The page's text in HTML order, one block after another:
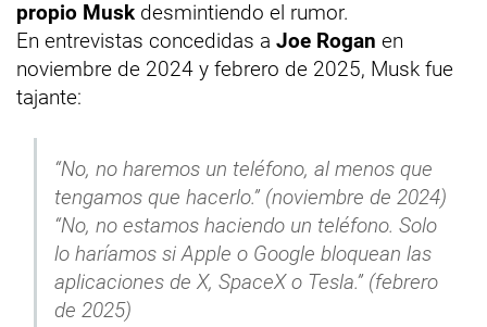
propio Musk desmintiendo el rumor.
En entrevistas concedidas a Joe Rogan en
noviembre de 2024 y febrero de 2025, Musk fue
tajante:
“No, no haremos un teléfono, al menos que
tengamos que hacerlo.” (noviembre de 2024)
“No, no estamos haciendo un teléfono. Solo
lo haríamos si Apple o Google bloquean las
aplicaciones de X, SpaceX o Tesla.” (febrero
de 2025)